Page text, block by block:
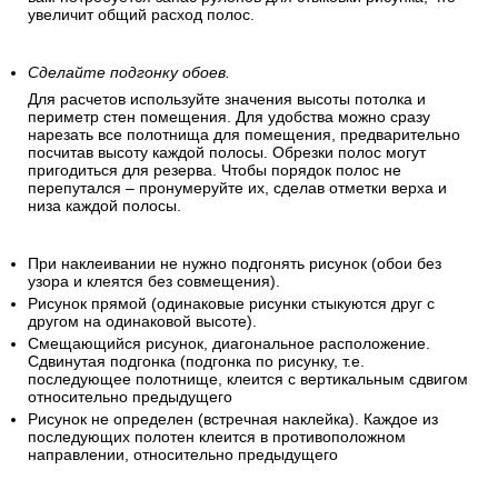
увеличит общий расход полос.
Сделайте подгонку обоев.
Для расчетов используйте значения высоты потолка и
периметр стен помещения. Для удобства можно сразу
нарезать все полотнища для помещения, предварительно
посчитав высоту каждой полосы. Обрезки полос могут
пригодиться для резерва. Чтобы порядок полос не
перепутался – пронумеруйте их, сделав отметки верха и
низа каждой полосы.
При наклеивании не нужно подгонять рисунок (обои без
узора и клеятся без совмещения).
Рисунок прямой (одинаковые рисунки стыкуются друг с
другом на одинаковой высоте).
Смещающийся рисунок, диагональное расположение.
Сдвинутая подгонка (подгонка по рисунку, т.е.
последующее полотнище, клеится с вертикальным сдвигом
относительно предыдущего
Рисунок не определен (встречная наклейка). Каждое из
последующих полотен клеится в противоположном
направлении, относительно предыдущего